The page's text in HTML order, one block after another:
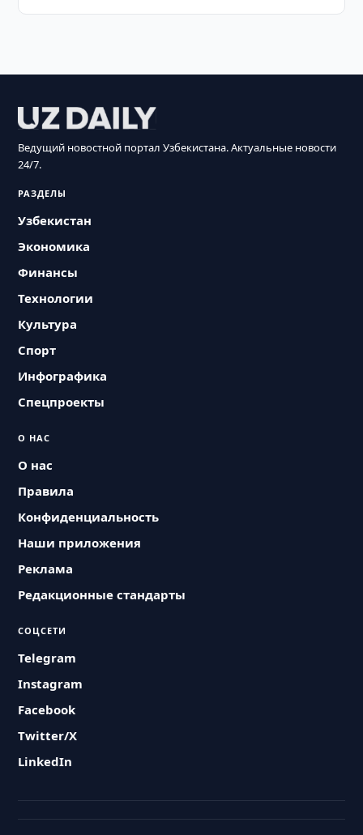
Ведущий новостной портал Узбекистана. Актуальные новости
24/7.
РАЗДЕЛЫ
Узбекистан
Экономика
Финансы
Технологии
Культура
Спорт
Инфографика
Спецпроекты
О НАС
О нас
Правила
Конфиденциальность
Наши приложения
Реклама
Редакционные стандарты
СОЦСЕТИ
Telegram
Instagram
Facebook
Twitter/X
LinkedIn